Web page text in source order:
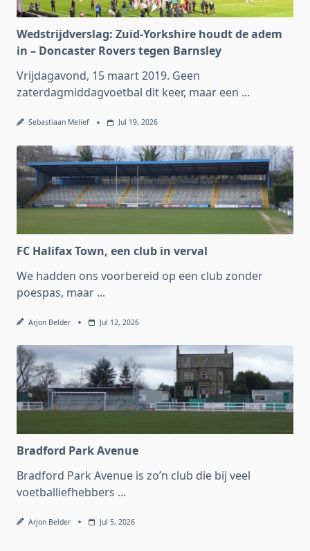
Wedstrijdverslag: Zuid-Yorkshire houdt de adem
in – Doncaster Rovers tegen Barnsley
Vrijdagavond, 15 maart 2019. Geen
zaterdagmiddagvoetbal dit keer, maar een ...
Sebastiaan Melief Jul 19, 2026
FC Halifax Town, een club in verval
We hadden ons voorbereid op een club zonder
poespas, maar ...
Arjon Belder Jul 12, 2026
Bradford Park Avenue
Bradford Park Avenue is zo’n club die bij veel
voetballiefhebbers ...
Arjon Belder Jul 5, 2026